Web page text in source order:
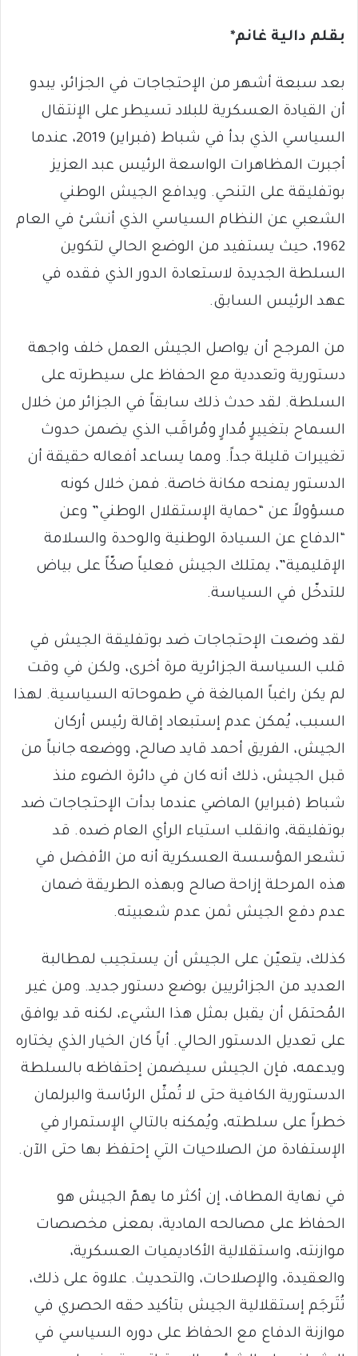
بقلم دالية غانم*
بعد سبعة أشهر من الإحتجاجات في الجزائر، يبدو
أن القيادة العسكرية للبلاد تسيطر على الإنتقال
السياسي الذي بدأ في شباط (فبراير) 2019، عندما
أجبرت المظاهرات الواسعة الرئيس عبد العزيز
بوتفليقة على التنحي. ويدافع الجيش الوطني
الشعبي عن النظام السياسي الذي أنشئ في العام
1962، حيث يستفيد من الوضع الحالي لتكوين
السلطة الجديدة لاستعادة الدور الذي فقده في
عهد الرئيس السابق.
من المرجح أن يواصل الجيش العمل خلف واجهة
دستورية وتعددية مع الحفاظ على سيطرته على
السلطة. لقد حدث ذلك سابقاً في الجزائر من خلال
السماح بتغييرٍ مُدارٍ ومُراقَب الذي يضمن حدوث
تغييرات قليلة جداً. ومما يساعد أفعاله حقيقة أن
الدستور يمنحه مكانة خاصة. فمن خلال كونه
مسؤولاً عن “حماية الإستقلال الوطني” وعن
“الدفاع عن السيادة الوطنية والوحدة والسلامة
الإقليمية”، يمتلك الجيش فعلياً صكّاً على بياض
للتدخّل في السياسة.
لقد وضعت الإحتجاجات ضد بوتفليقة الجيش في
قلب السياسة الجزائرية مرة أخرى، ولكن في وقت
لم يكن راغباً المبالغة في طموحاته السياسية. لهذا
السبب، يُمكن عدم إستبعاد إقالة رئيس أركان
الجيش، الفريق أحمد قايد صالح، ووضعه جانباً من
قبل الجيش، ذلك أنه كان في دائرة الضوء منذ
شباط (فبراير) الماضي عندما بدأت الإحتجاجات ضد
بوتفليقة، وانقلب استياء الرأي العام ضده. قد
تشعر المؤسسة العسكرية أنه من الأفضل في
هذه المرحلة إزاحة صالح وبهذه الطريقة ضمان
عدم دفع الجيش ثمن عدم شعبيته.
كذلك، يتعيّن على الجيش أن يستجيب لمطالبة
العديد من الجزائريين بوضع دستور جديد. ومن غير
المُحتمَل أن يقبل بمثل هذا الشيء، لكنه قد يوافق
على تعديل الدستور الحالي. أياً كان الخيار الذي يختاره
ويدعمه، فإن الجيش سيضمن إحتفاظه بالسلطة
الدستورية الكافية حتى لا تُمثّل الرئاسة والبرلمان
خطراً على سلطته، ويُمكنه بالتالي الإستمرار في
الإستفادة من الصلاحيات التي إحتفظ بها حتى الآن.
في نهاية المطاف، إن أكثر ما يهمّ الجيش هو
الحفاظ على مصالحه المادية، بمعنى مخصصات
موازنته، واستقلالية الأكاديميات العسكرية،
والعقيدة، والإصلاحات، والتحديث. علاوة على ذلك،
تُتَرجَم إستقلالية الجيش بتأكيد حقه الحصري في
موازنة الدفاع مع الحفاظ على دوره السياسي في